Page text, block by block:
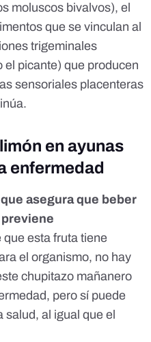
moluscos bivalvos), el
que se vinculan al
trigeminales
el picante) que producen
sensoriales placenteras
en ayunas
enfermedad
asegura que beber
que esta fruta tiene
el organismo, no hay
chupitazo mañanero
pero sí puede
al igual que el